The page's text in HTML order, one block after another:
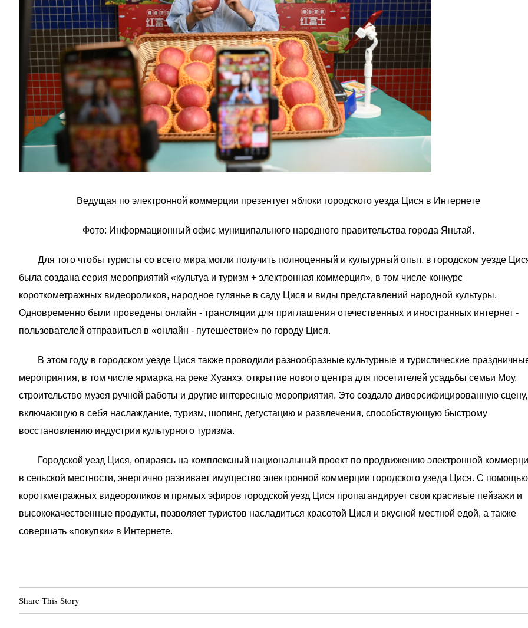
Ведущая по электронной коммерции презентует яблоки городского уезда Цися в Интернете
Фото: Информационный офис муниципального народного правительства города Яньтай.
Для того чтобы туристы со всего мира могли получить полноценный и культурный опыт, в городском уезде
была создана серия мероприятий «культуа и туризм + электронная коммерция», в том числе конкурс
короткометражных видеороликов, народное гулянье в саду Цися и виды представлений народной культуры.
Одновременно были проведены онлайн - трансляции для приглашения отечественных и иностранных интернет -
пользователей отправиться в «онлайн - путешествие» по городу Цися.
В этом году в городском уезде Цися также проводили разнообразные культурные и туристические
мероприятия, в том числе ярмарка на реке Хуанхэ, открытие нового центра для посетителей усадьбы семьи Моу,
строительство музея ручной работы и другие интересные мероприятия. Это создало диверсифицированную сцену,
включающую в себя наслаждание, туризм, шопинг, дегустацию и развлечения, способствующую быстрому
восстановлению индустрии культурного туризма.
Городской уезд Цися, опираясь на комплексный национальный проект по продвижению электронной
в сельской местности, энергично развивает имущество электронной коммерции городского узеда Цися. С помощью
короткметражных видеороликов и прямых эфиров городской уезд Цися пропагандирует свои красивые пейзажи и
высококачественные продукты, позволяет туристов насладиться красотой Цися и вкусной местной едой, а также
совершать «покупки» в Интернете.
Share This Story